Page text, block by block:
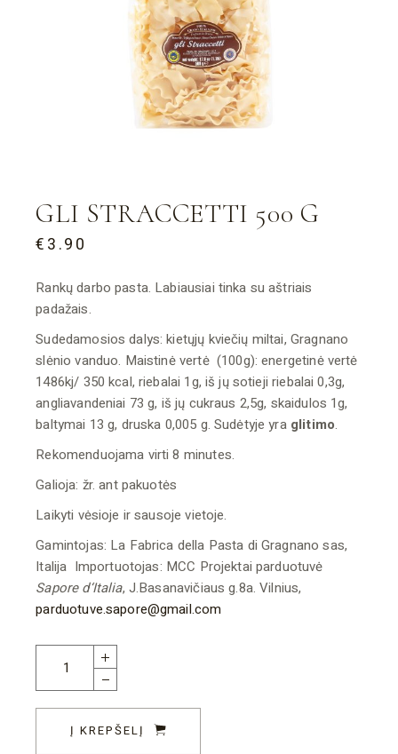
GLI STRACCETTI 500 G
€3.90
Rankų darbo pasta. Labiausiai tinka su aštriais
padažais.
Sudedamosios dalys: kietųjų kviečių miltai, Gragnano
slėnio vanduo. Maistinė vertė (100g): energetinė vertė
1486kj/ 350 kcal, riebalai 1g, iš jų sotieji riebalai 0,3g,
angliavandeniai 73 g, iš jų cukraus 2,5g, skaidulos 1g,
baltymai 13 g, druska 0,005 g. Sudėtyje yra glitimo.
Rekomenduojama virti 8 minutes.
Galioja: žr. ant pakuotės
Laikyti vėsioje ir sausoje vietoje.
Gamintojas: La Fabrica della Pasta di Gragnano sas,
Italija Importuotojas: MCC Projektai parduotuvė
Sapore d‘Italia, J.Basanavičiaus g.8a. Vilnius,
parduotuve.sapore@gmail.com
Gli straccetti 500 g quantity
Į KREPŠELĮ